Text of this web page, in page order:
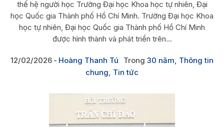
thế hệ người học Trường Đại học Khoa học tự nhiên, Đại
học Quốc gia Thành phố Hồ Chí Minh. Trường Đại học Khoa
học tự nhiên, Đại học Quốc gia Thành phố Hồ Chí Minh
được hình thành và phát triển trên...
12/02/2026 Hoàng Thanh Tú Trong 30 năm Thông tin
chung Tin tức